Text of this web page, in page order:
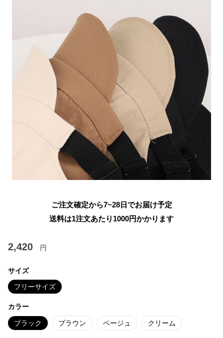
ご注文確定から7~28日でお届け予定
送料は1注文あたり 1000円かかります
2,420 円
サイズ
フリーサイズ
カラー
ブラック ブラウン ベージュ クリーム